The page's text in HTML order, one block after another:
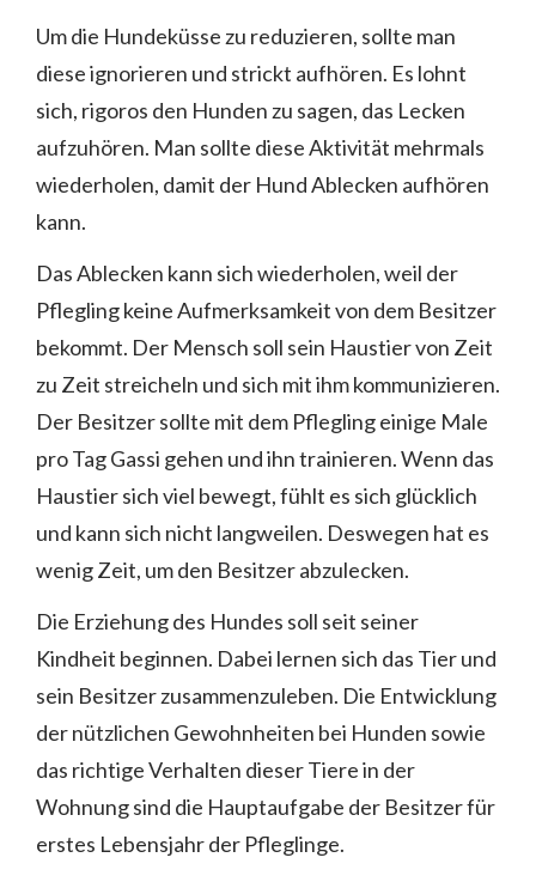
Um die Hundeküsse zu reduzieren, sollte man
diese ignorieren und strickt aufhören. Es lohnt
sich, rigoros den Hunden zu sagen, das Lecken
aufzuhören. Man sollte diese Aktivität mehrmals
wiederholen, damit der Hund Ablecken aufhören
kann.
Das Ablecken kann sich wiederholen, weil der
Pflegling keine Aufmerksamkeit von dem Besitzer
bekommt. Der Mensch soll sein Haustier von Zeit
zu Zeit streicheln und sich mit ihm kommunizieren.
Der Besitzer sollte mit dem Pflegling einige Male
pro Tag Gassi gehen und ihn trainieren. Wenn das
Haustier sich viel bewegt, fühlt es sich glücklich
und kann sich nicht langweilen. Deswegen hat es
wenig Zeit, um den Besitzer abzulecken.
Die Erziehung des Hundes soll seit seiner
Kindheit beginnen. Dabei lernen sich das Tier und
sein Besitzer zusammenzuleben. Die Entwicklung
der nützlichen Gewohnheiten bei Hunden sowie
das richtige Verhalten dieser Tiere in der
Wohnung sind die Hauptaufgabe der Besitzer für
erstes Lebensjahr der Pfleglinge.